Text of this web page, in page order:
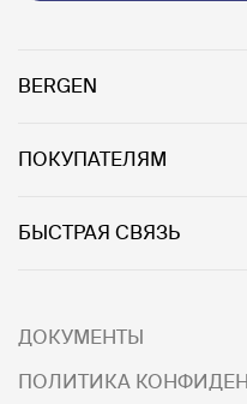
BERGEN
ПОКУПАТЕЛЯМ
БЫСТРАЯ СВЯЗЬ
ДОКУМЕНТЫ
ПОЛИТИКА